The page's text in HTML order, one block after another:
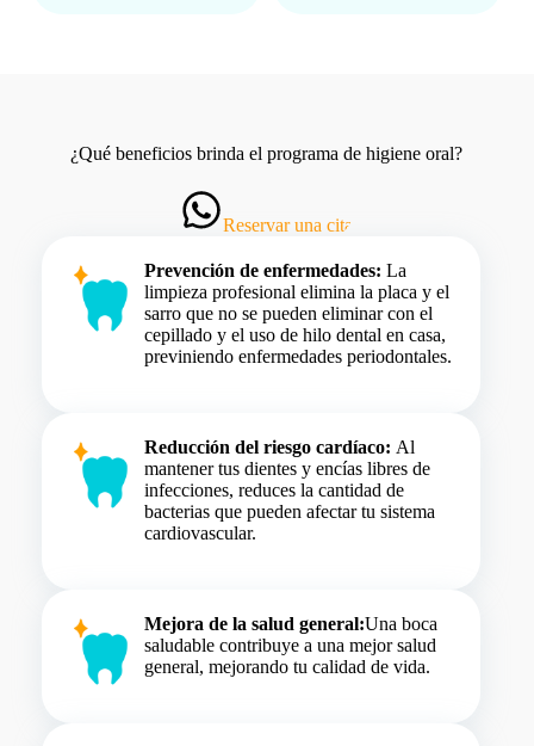
¿Qué beneficios brinda el programa de higiene oral?
Reservar una cita
Prevención de enfermedades: La
limpieza profesional elimina la placa y el
sarro que no se pueden eliminar con el
cepillado y el uso de hilo dental en casa,
previniendo enfermedades periodontales.
Reducción del riesgo cardíaco: Al
mantener tus dientes y encías libres de
infecciones, reduces la cantidad de
bacterias que pueden afectar tu sistema
cardiovascular.
Mejora de la salud general:Una boca
saludable contribuye a una mejor salud
general, mejorando tu calidad de vida.